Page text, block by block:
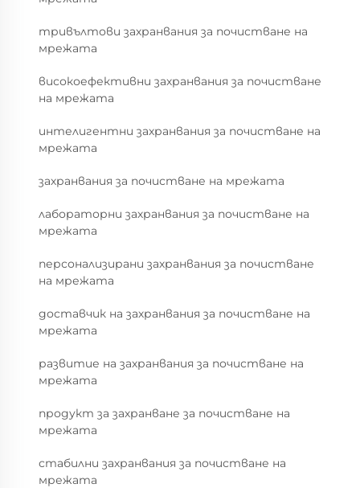
тривълтови захранвания за почистване на
мрежата
високоефективни захранвания за почистване
на мрежата
интелигентни захранвания за почистване на
мрежата
захранвания за почистване на мрежата
лабораторни захранвания за почистване на
мрежата
персонализирани захранвания за почистване
на мрежата
доставчик на захранвания за почистване на
мрежата
развитие на захранвания за почистване на
мрежата
продукт за захранване за почистване на
мрежата
стабилни захранвания за почистване на
мрежата